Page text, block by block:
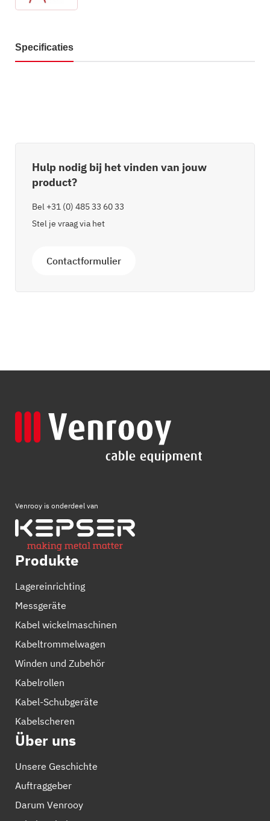
Specificaties
Hulp nodig bij het vinden van jouw
product?
Bel +31 (0) 485 33 60 33
Stel je vraag via het
Contactformulier
Venrooy is onderdeel van
Produkte
Lagereinrichting
Messgeräte
Kabel wickelmaschinen
Kabeltrommelwagen
Winden und Zubehör
Kabelrollen
Kabel-Schubgeräte
Kabelscheren
Über uns
Unsere Geschichte
Auftraggeber
Darum Venrooy